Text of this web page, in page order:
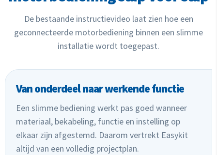
De bestaande instructievideo laat zien hoe een
geconnecteerde motorbediening binnen een slimme
installatie wordt toegepast.
Van onderdeel naar werkende functie
Een slimme bediening werkt pas goed wanneer
materiaal, bekabeling, functie en instelling op
elkaar zijn afgestemd. Daarom vertrekt Easykit
altijd van een volledig projectplan.